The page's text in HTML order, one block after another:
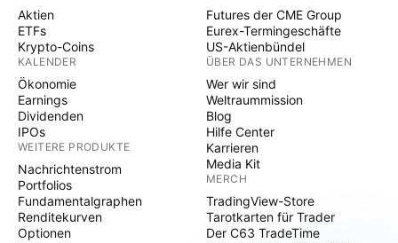
Aktien
ETFs
Krypto-Coins
KALENDER
Ökonomie
Earnings
Dividenden
IPOs
WEITERE PRODUKTE
Nachrichtenstrom
Portfolios
Fundamentalgraphen
Renditekurven
Optionen
Futures der CME Group
Eurex-Termingeschäfte
US-Aktienbündel
ÜBER DAS UNTERNEHMEN
Wer wir sind
Weltraummission
Blog
Hilfe Center
Karrieren
Media Kit
MERCH
TradingView-Store
Tarotkarten für Trader
Der C63 TradeTime